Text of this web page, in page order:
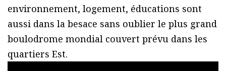
environnement, logement, éducations sont
aussi dans la besace sans oublier le plus grand
boulodrome mondial couvert prévu dans les
quartiers Est.